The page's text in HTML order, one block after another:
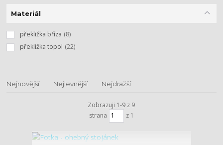
Materiál
překližka bříza (8)
překližka topol (22)
Nejnovější Nejlevnější Nejdražší
Zobrazuji 1-9 z 9
strana
z 1